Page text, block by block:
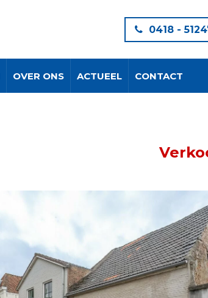
0418 -
OVER ONS ACTUEEL CONTACT